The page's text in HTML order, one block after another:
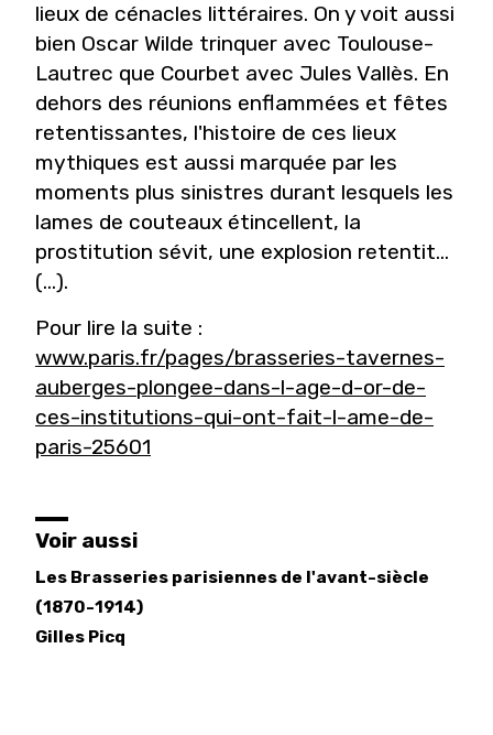
lieux de cénacles littéraires. On y voit aussi
bien Oscar Wilde trinquer avec Toulouse-
Lautrec que Courbet avec Jules Vallès. En
dehors des réunions enflammées et fêtes
retentissantes, l'histoire de ces lieux
mythiques est aussi marquée par les
moments plus sinistres durant lesquels les
lames de couteaux étincellent, la
prostitution sévit, une explosion retentit…
(...).
Pour lire la suite :
www.paris.fr/pages/brasseries-tavernes-
auberges-plongee-dans-l-age-d-or-de-
ces-institutions-qui-ont-fait-l-ame-de-
paris-25601
Voir aussi
Les Brasseries parisiennes de l'avant-siècle
(1870-1914)
Gilles Picq